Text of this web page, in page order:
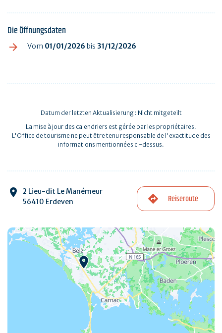
Die Öffnungsdaten
Vom 01/01/2026 bis 31/12/2026
Datum der letzten Aktualisierung : Nicht mitgeteilt
La mise à jour des calendriers est gérée par les propriétaires.
L'Office de tourisme ne peut être tenu responsable de l'exactitude des
informations mentionnées ci-dessus.
2 Lieu-dit Le Manémeur
56410 Erdeven
Reiseroute